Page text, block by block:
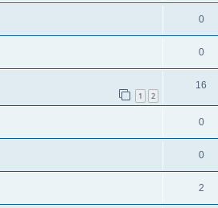
0
0
1 2
16
0
0
2